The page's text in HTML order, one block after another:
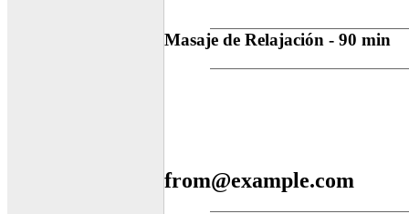
Masaje de Relajación - 90 min
from@example.com